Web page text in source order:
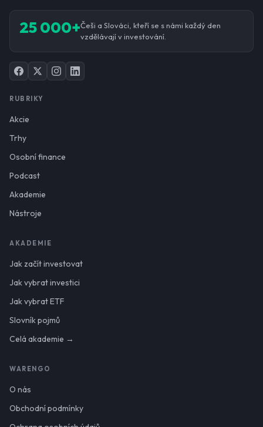
25 000+Češi a Slováci, kteří se s námi každý den
vzdělávají v investování.
RUBRIKY
Akcie
Trhy
Osobní finance
Podcast
Akademie
Nástroje
AKADEMIE
Jak začít investovat
Jak vybrat investici
Jak vybrat ETF
Slovník pojmů
Celá akademie →
WARENGO
O nás
Obchodní podmínky